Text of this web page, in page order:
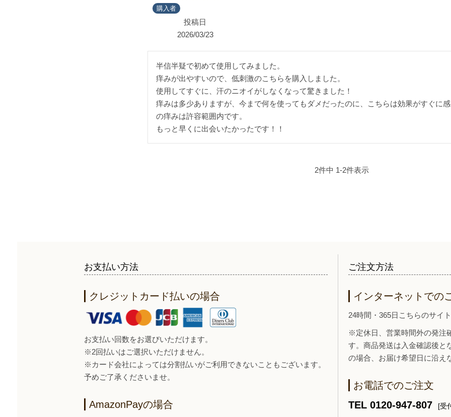
購入者
投稿日
2026/03/23
半信半疑で初めて使用してみました。
痒みが出やすいので、低刺激のこちらを購入しました。
使用してすぐに、汗のニオイがしなくなって驚きました！
痒みは多少ありますが、今まで何を使ってもダメだったのに、こちらは効果がすぐに
の痒みは許容範囲内です。
もっと早くに出会いたかったです！！
2件中 1-2件表示
お支払い方法
クレジットカード払いの場合
お支払い回数をお選びいただけます。
※2回払いはご選択いただけません。
※カード会社によっては分割払いがご利用できないこともございます。
予めご了承くださいませ。
AmazonPayの場合
ご注文方法
インターネットでの
24時間・365日こちらのサイ
※定休日、営業時間外の発注
す。商品発送は入金確認後と
の場合、お届け希望日に沿え
お電話でのご注文
TEL 0120-947-807
[受